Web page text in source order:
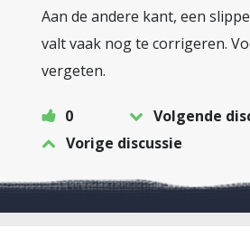
Aan de andere kant, een
valt vaak nog te corrigeren.
vergeten.
0
Volgende
Vorige discussie